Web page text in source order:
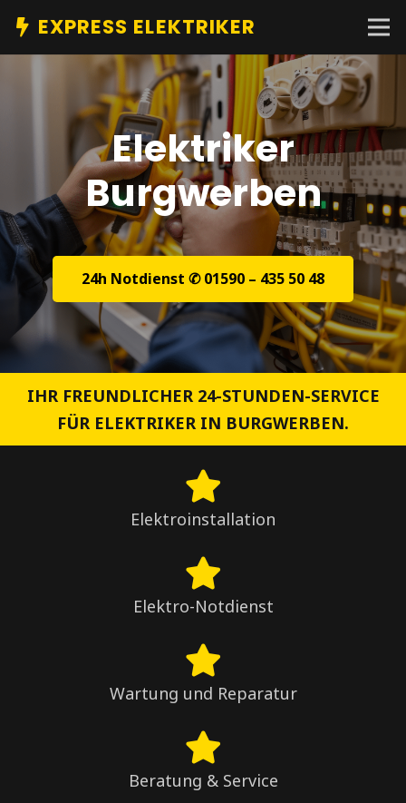
EXPRESS ELEKTRIKER
Elektriker
Burgwerben
24h Notdienst ✆ 01590 – 435 50 48
IHR FREUNDLICHER 24-STUNDEN-SERVICE
FÜR ELEKTRIKER IN BURGWERBEN.
Elektroinstallation
Elektro-Notdienst
Wartung und Reparatur
Beratung & Service